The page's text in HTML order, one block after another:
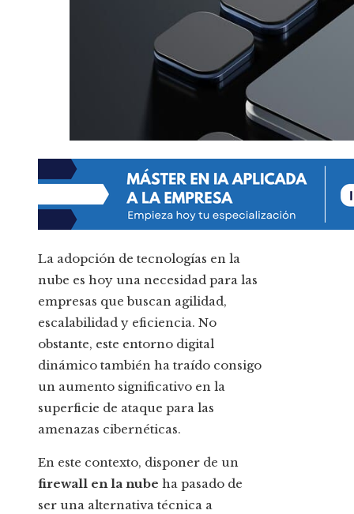
La adopción de tecnologías en la
nube es hoy una necesidad para las
empresas que buscan agilidad,
escalabilidad y eficiencia. No
obstante, este entorno digital
dinámico también ha traído consigo
un aumento significativo en la
superficie de ataque para las
amenazas cibernéticas.
En este contexto, disponer de un
firewall en la nube ha pasado de
ser una alternativa técnica a